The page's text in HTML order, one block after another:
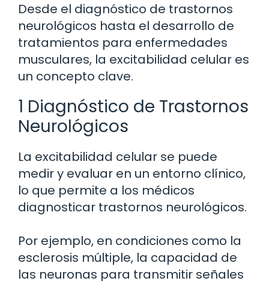
Desde el diagnóstico de trastornos
neurológicos hasta el desarrollo de
tratamientos para enfermedades
musculares, la excitabilidad celular es
un concepto clave.
1 Diagnóstico de Trastornos
Neurológicos
La excitabilidad celular se puede
medir y evaluar en un entorno clínico,
lo que permite a los médicos
diagnosticar trastornos neurológicos.
Por ejemplo, en condiciones como la
esclerosis múltiple, la capacidad de
las neuronas para transmitir señales